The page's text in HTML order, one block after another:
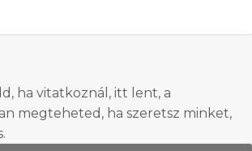
ha vitatkoznál, itt lent, a
megteheted, ha szeretsz minket,